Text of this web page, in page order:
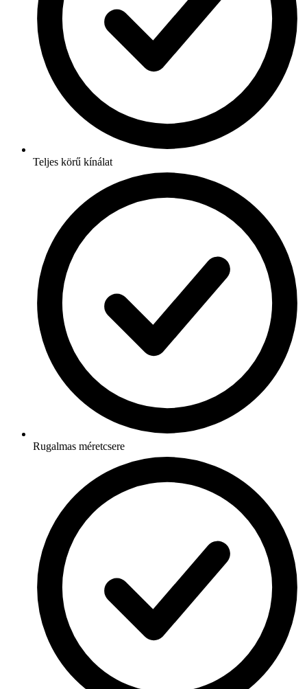
Teljes körű kínálat
Rugalmas méretcsere